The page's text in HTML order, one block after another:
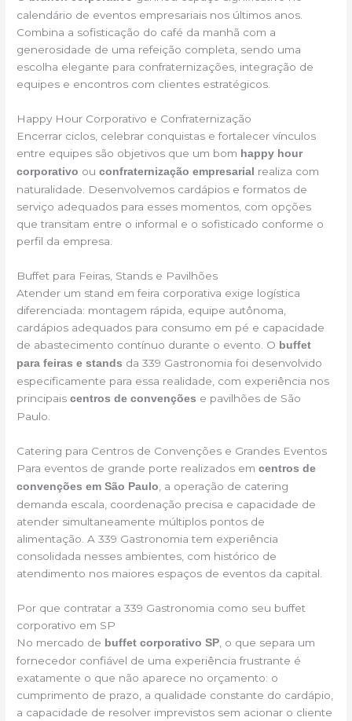
calendário de eventos empresariais nos últimos anos.
Combina a sofisticação do café da manhã com a
generosidade de uma refeição completa, sendo uma
escolha elegante para confraternizações, integração de
equipes e encontros com clientes estratégicos.
Happy Hour Corporativo e Confraternização
Encerrar ciclos, celebrar conquistas e fortalecer vínculos
entre equipes são objetivos que um bom happy hour
corporativo ouconfraternização empresarial realiza com
naturalidade. Desenvolvemos cardápios e formatos de
serviço adequados para esses momentos, com opções
que transitam entre o informal e o sofisticado conforme o
perfil da empresa.
Buffet para Feiras, Stands e Pavilhões
Atender um stand em feira corporativa exige logística
diferenciada: montagem rápida, equipe autônoma,
cardápios adequados para consumo em pé e capacidade
de abastecimento contínuo durante o evento. O buffet
para feiras e stands da 339 Gastronomia foi desenvolvido
especificamente para essa realidade, com experiência nos
principaiscentros de convenções e pavilhões de São
Paulo.
Catering para Centros de Convenções e Grandes Eventos
Para eventos de grande porte realizados emcentros de
convenções em São Paulo , a operação de catering
demanda escala, coordenação precisa e capacidade de
atender simultaneamente múltiplos pontos de
alimentação. A 339 Gastronomia tem experiência
consolidada nesses ambientes, com histórico de
atendimento nos maiores espaços de eventos da capital.
Por que contratar a 339 Gastronomia como seu buffet
corporativo em SP
No mercado de buffet corporativo SP , o que separa um
fornecedor confiável de uma experiência frustrante é
exatamente o que não aparece no orçamento: o
cumprimento de prazo, a qualidade constante do cardápio,
a capacidade de resolver imprevistos sem acionar o cliente